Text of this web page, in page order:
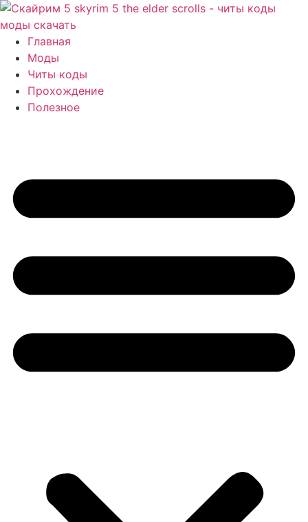
Перейти
к
содержимому
Главная
Моды
Читы коды
Прохождение
Полезное